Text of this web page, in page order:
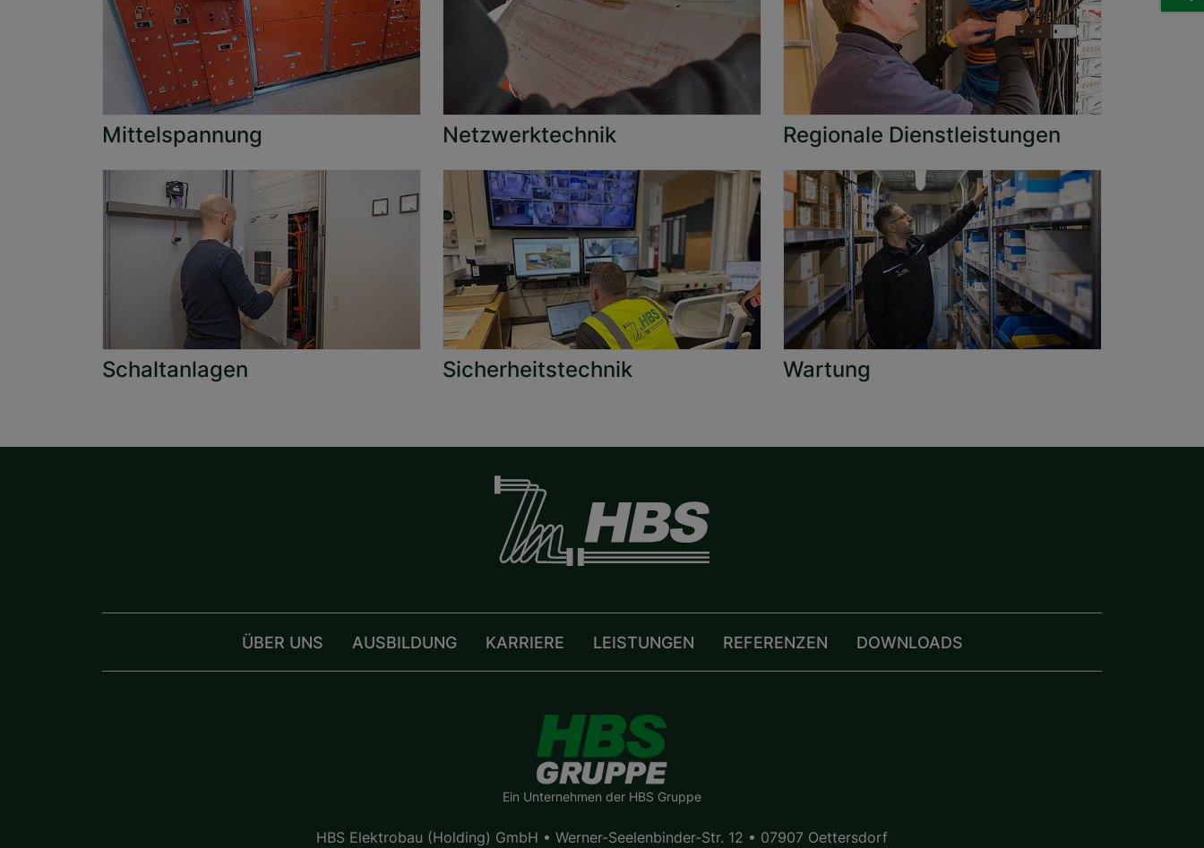
Mittelspannung Netzwerktechnik Regionale Dienstleistungen
Schaltanlagen Sicherheitstechnik Wartung
ÜBER UNS AUSBILDUNG KARRIERE LEISTUNGEN REFERENZEN DOWNLOADS
Ein Unternehmen der HBS Gruppe
HBS Elektrobau (Holding) GmbH • Werner-Seelenbinder-Str. 12 • 07907 Oettersdorf